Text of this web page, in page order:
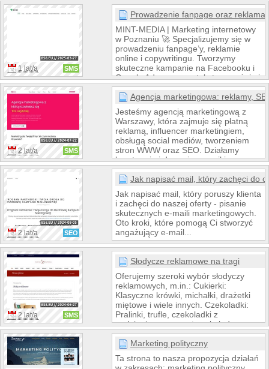
rynkach. Duże sukcesy SEO i SEM
(Google Ads, Meta Ads) na rynkach
1 lat/a SMS
Prowadzenie fanpage oraz reklama
MINT-MEDIA | Marketing internetowy
w Poznaniu 🚀 Specjalizujemy się w
prowadzeniu fanpage’y, reklamie
online i copywritingu. Tworzymy
skuteczne kampanie na Facebooku i
Google Ads, a nasze teksty angażują i
przyciągają klientów. Zadbaj o
wizerunek swojej firmy w sieci –
kreatywność MINT-MEDIA! 💡
2 lat/a SMS
Agencja marketingowa: reklamy,
Jesteśmy agencją marketingową z
Warszawy, która zajmuje się płatną
reklamą, influencer marketingiem,
obsługą social mediów, tworzeniem
stron WWW oraz SEO. Działamy
kreatywnie i dowozimy wyniki.
2 lat/a SEO
Jak napisać mail, który zachęci do
Jak napisać mail, który poruszy klienta
i zachęci do naszej oferty - pisanie
skutecznych e-maili marketingowych.
Oto kroki, które pomogą Ci stworzyć
angażujący e-mail...
2 lat/a SMS
Słodycze reklamowe na tragi
Oferujemy szeroki wybór słodyczy
reklamowych, m.in.: Cukierki:
Klasyczne krówki, michałki, drażetki
miętowe i wiele innych. Czekoladki:
Pralinki, trufle, czekoladki z
nadzieniem, a nawet czekoladowe
logo Twojej firmy! Lizaki: Różne
kształty, kolory i smaki, idealne na
Praktyczne i popularne słodycze, które
Marketing polityczny
Ta strona to nasza propozycja działań